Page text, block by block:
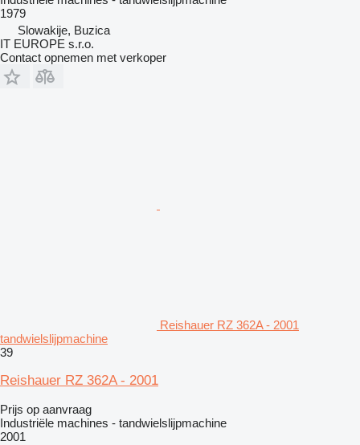
1979
Slowakije, Buzica
IT EUROPE s.r.o.
Contact opnemen met verkoper
Reishauer RZ 362A - 2001
tandwielslijpmachine
39
Reishauer RZ 362A - 2001
Prijs op aanvraag
Industriële machines - tandwielslijpmachine
2001